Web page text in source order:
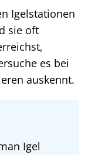
Igelstationen
sie oft
es bei
auskennt.
Igel